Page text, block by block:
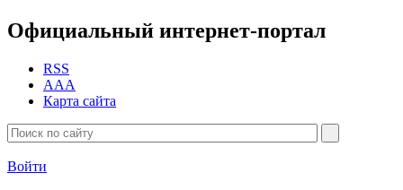
Официальный интернет-портал
RSS
AAA
Карта сайта
Войти